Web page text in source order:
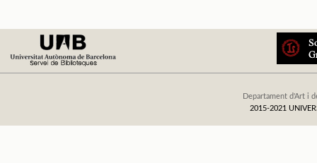
Departament d'Art i
2015-2021